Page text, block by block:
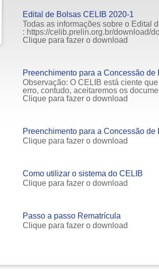
Edital de Bolsas CELIB 2020-1
Todas as informações sobre o Edital
: https://celib.prelin.org.br/download/
Clique para fazer o download
Preenchimento para a Concessão
Observação: O CELIB está ciente
erro, contudo, aceitaremos os
Clique para fazer o download
Preenchimento para a Concessão
Clique para fazer o download
Como utilizar o sistema do CELIB
Clique para fazer o download
Passo a passo Rematrícula
Clique para fazer o download